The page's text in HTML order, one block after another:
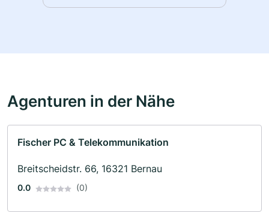
Agenturen in der Nähe
Fischer PC & Telekommunikation
Breitscheidstr. 66, 16321 Bernau
0.0 (0)